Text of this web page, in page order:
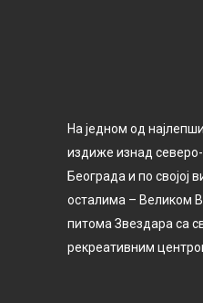
На једном од
издиже изнад
Београда и по својој
осталима – Великом
питома Звездара са
рекреативним